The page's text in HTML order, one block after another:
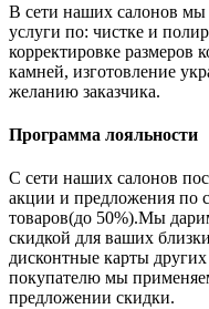
В сети наших салонов мы
услуги по: чистке и
корректировке размеров
камней, изготовление
желанию заказчика.
Программа лояльности
С сети наших салонов
акции и предложения по
товаров(до 50%).Мы
скидкой для ваших
дисконтные карты
покупателю мы
предложении скидки.